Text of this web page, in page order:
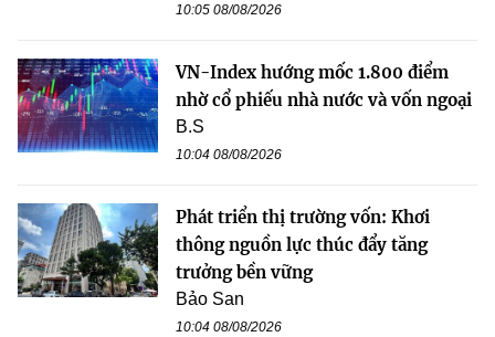
10:05 08/08/2026
VN-Index hướng mốc 1.800 điểm
nhờ cổ phiếu nhà nước và vốn ngoại
B.S
10:04 08/08/2026
Phát triển thị trường vốn: Khơi
thông nguồn lực thúc đẩy tăng
trưởng bền vững
Bảo San
10:04 08/08/2026